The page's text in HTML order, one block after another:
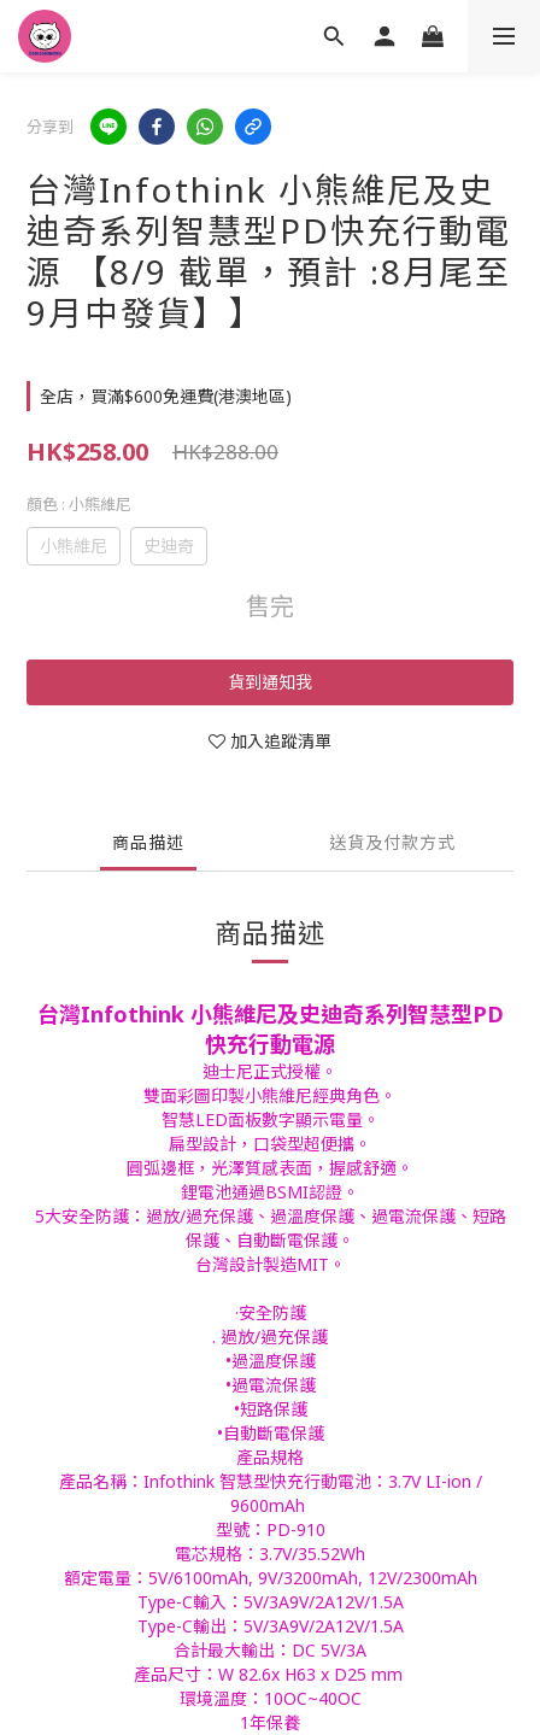
分享到
台灣Infothink 小熊維尼及史
迪奇系列智慧型PD快充行動電
源 【8/9 截單，預計 :8月尾至
9月中發貨】】
全店，買滿$600免運費(港澳地區)
HK$258.00 HK$288.00
顏色 : 小熊維尼
小熊維尼 史迪奇
售完
貨到通知我
加入追蹤清單
商品描述 送貨及付款方式
商品描述
台灣Infothink 小熊維尼及史迪奇系列智慧型PD
快充行動電源
迪士尼正式授權。
雙面彩圖印製小熊維尼經典角色。
智慧LED面板數字顯示電量。
扁型設計，口袋型超便攜。
圓弧邊框，光澤質感表面，握感舒適。
鋰電池通過BSMI認證。
5大安全防護：過放/過充保護、過溫度保護、過電流保護、短路
保護、自動斷電保護。
台灣設計製造MIT。
·安全防護
. 過放/過充保護
•過溫度保護
•過電流保護
•短路保護
•自動斷電保護
產品規格
產品名稱：Infothink 智慧型快充行動電池：3.7V LI-ion /
9600mAh
型號：PD-910
電芯規格：3.7V/35.52Wh
額定電量：5V/6100mAh, 9V/3200mAh, 12V/2300mAh
Type-C輸入：5V/3A9V/2A12V/1.5A
Type-C輸出：5V/3A9V/2A12V/1.5A
合計最大輸出：DC 5V/3A
產品尺寸：W 82.6x H63 x D25 mm
環境溫度：10OC~40OC
1年保養